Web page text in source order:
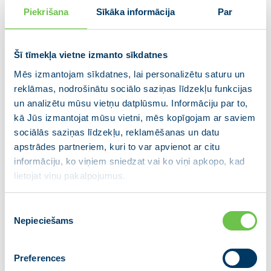
Piekrišana Sīkāka informācija Par
Šī tīmekļa vietne izmanto sīkdatnes
Mēs izmantojam sīkdatnes, lai personalizētu saturu un
reklāmas, nodrošinātu sociālo saziņas līdzekļu funkcijas
un analizētu mūsu vietņu datplūsmu. Informāciju par to,
kā Jūs izmantojat mūsu vietni, mēs kopīgojam ar saviem
sociālās saziņas līdzekļu, reklamēšanas un datu
apstrādes partneriem, kuri to var apvienot ar citu
informāciju, ko viņiem sniedzat vai ko viņi apkopo, kad
lietojat viņu pakalpojumus.
izvēle
Nepieciešams
Preferences
medicīniskajām procedūrām. Tāpat
papildu līdzekļus ieguldīs sirds un
onkoloģijas pacientiem un
zobārstniecības pakalpojumu
pieejamībā bērniem. Finansējums
paredzēts arī medicīnas personāla algu
paaugstināšanai.
Nākamā gada budžetā finansējums paredzēts arī
inovāciju, eksporta, jaunuzņēmumu un lauku
saimniecību atbalstam, kā arīkonkurētspējas un
augļkopības nozarēs
un dabas stihiju radīto seku
Sociālajā jomā no nākamā gada atjaunos
piemaksas